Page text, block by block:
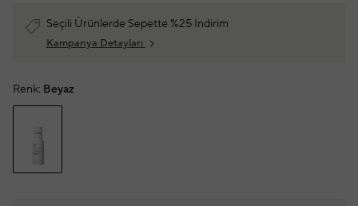
Seçili Ürünlerde Sepette %25 İndirim
Kampanya Detayları
Renk: Beyaz